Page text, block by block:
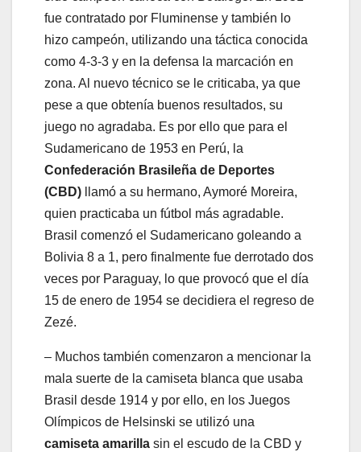
fue contratado por Fluminense y también lo
hizo campeón, utilizando una táctica conocida
como 4-3-3 y en la defensa la marcación en
zona. Al nuevo técnico se le criticaba, ya que
pese a que obtenía buenos resultados, su
juego no agradaba. Es por ello que para el
Sudamericano de 1953 en Perú, la
Confederación Brasileña de Deportes
(CBD) llamó a su hermano, Aymoré Moreira,
quien practicaba un fútbol más agradable.
Brasil comenzó el Sudamericano goleando a
Bolivia 8 a 1, pero finalmente fue derrotado dos
veces por Paraguay, lo que provocó que el día
15 de enero de 1954 se decidiera el regreso de
Zezé.
– Muchos también comenzaron a mencionar la
mala suerte de la camiseta blanca que usaba
Brasil desde 1914 y por ello, en los Juegos
Olímpicos de Helsinski se utilizó una
camiseta amarilla sin el escudo de la CBD y